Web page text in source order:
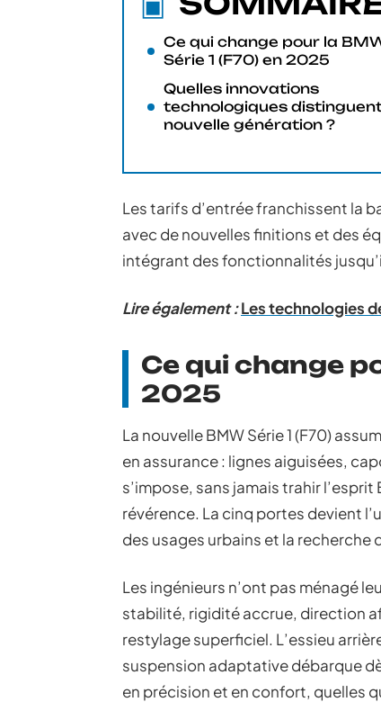
Ce qui change pour la
Série 1 (F70) en 2025
Quelles innovations
technologiques
nouvelle génération ?
Les tarifs d’entrée franchissent la
avec de nouvelles finitions et des
intégrant des fonctionnalités
Lire également :Les technologies
Ce qui change
2025
La nouvelle BMW Série 1 (F70)
en assurance : lignes aiguisées,
s’impose, sans jamais trahir
révérence. La cinq portes devient
des usages urbains et la recherche
Les ingénieurs n’ont pas ménagé
stabilité, rigidité accrue, direction
restylage superficiel. L’essieu
suspension adaptative débarque
en précision et en confort, quelles